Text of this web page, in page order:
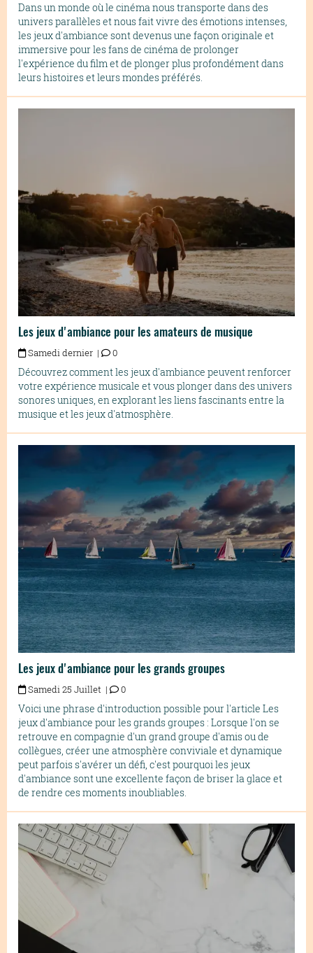
Dans un monde où le cinéma nous transporte dans des
univers parallèles et nous fait vivre des émotions intenses,
les jeux d'ambiance sont devenus une façon originale et
immersive pour les fans de cinéma de prolonger
l'expérience du film et de plonger plus profondément dans
leurs histoires et leurs mondes préférés.
Les jeux d'ambiance pour les amateurs de musique
Samedi dernier | 0
Découvrez comment les jeux d'ambiance peuvent renforcer
votre expérience musicale et vous plonger dans des univers
sonores uniques, en explorant les liens fascinants entre la
musique et les jeux d'atmosphère.
Les jeux d'ambiance pour les grands groupes
Samedi 25 Juillet | 0
Voici une phrase d'introduction possible pour l'article Les
jeux d'ambiance pour les grands groupes : Lorsque l'on se
retrouve en compagnie d'un grand groupe d'amis ou de
collègues, créer une atmosphère conviviale et dynamique
peut parfois s'avérer un défi, c'est pourquoi les jeux
d'ambiance sont une excellente façon de briser la glace et
de rendre ces moments inoubliables.